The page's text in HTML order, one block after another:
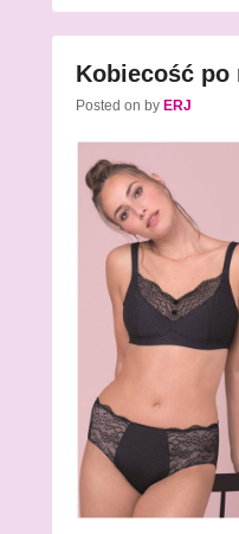
Kobiecość po
Posted on by ERJ